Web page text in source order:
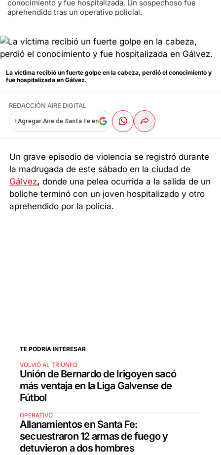
conocimiento y fue hospitalizada. Un sospechoso fue
aprehendido tras un operativo policial.
La víctima recibió un fuerte golpe en la cabeza, perdió el conocimiento y
fue hospitalizada en Gálvez.
REDACCIÓN AIRE DIGITAL
+Agregar Aire de Santa Fe en
Un grave episodio de violencia se registró durante
la madrugada de este sábado en la ciudad de
Gálvez, donde una pelea ocurrida a la salida de un
boliche terminó con un joven hospitalizado y otro
aprehendido por la policía.
TE PODRÍA INTERESAR
VOLVIÓ AL TRIUNFO
Unión de Bernardo de Irigoyen sacó
más ventaja en la Liga Galvense de
Fútbol
OPERATIVO
Allanamientos en Santa Fe:
secuestraron 12 armas de fuego y
detuvieron a dos hombres